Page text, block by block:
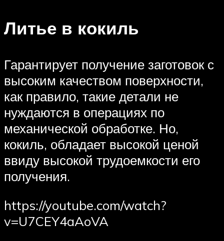
Литье в кокиль
Гарантирует получение заготовок с
высоким качеством поверхности,
как правило, такие детали не
нуждаются в операциях по
механической обработке. Но,
кокиль, обладает высокой ценой
ввиду высокой трудоемкости его
получения.
https://youtube.com/watch?
v=U7CEY4aAoVA